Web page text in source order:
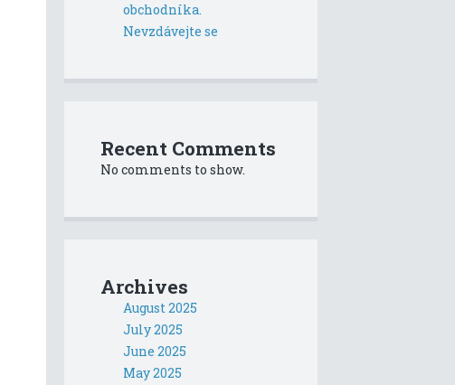
obchodníka.
Nevzdávejte se
Recent Comments
No comments to show.
Archives
August 2025
July 2025
June 2025
May 2025